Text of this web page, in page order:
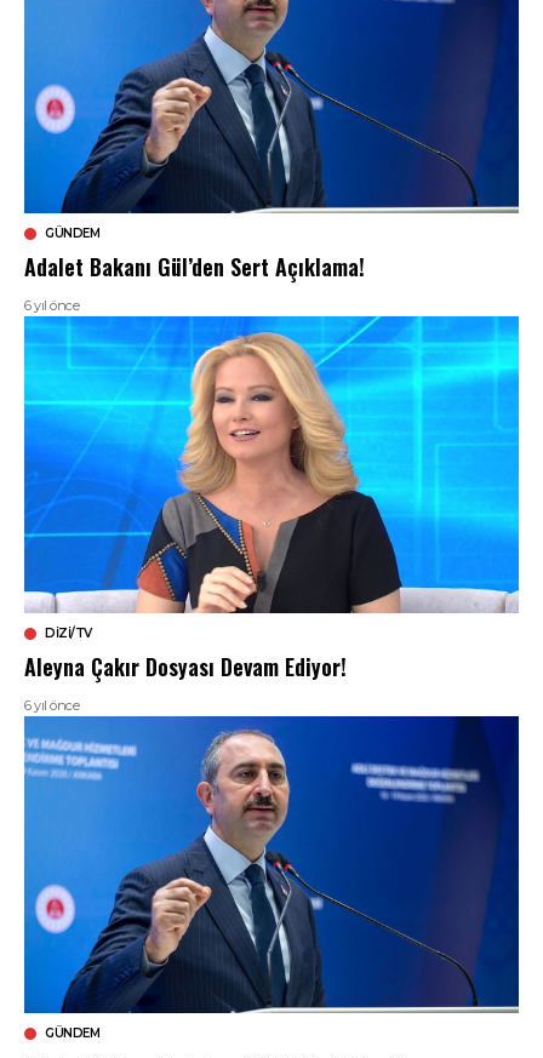
GÜNDEM
Adalet Bakanı Gül’den Sert Açıklama!
6 yıl önce
DIZI/TV
Aleyna Çakır Dosyası Devam Ediyor!
6 yıl önce
GÜNDEM